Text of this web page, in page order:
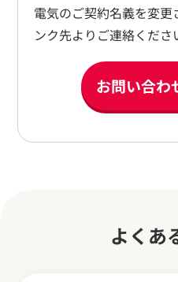
電気のご契約名義を変
ンク先よりご連絡くださ
お問い合わ
よくあ